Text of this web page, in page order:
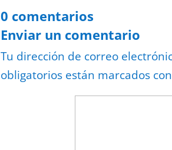
0 comentarios
Enviar un comentario
Tu dirección de correo
obligatorios están marcados con